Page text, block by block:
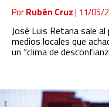
PorRubén Cruz| 11/05/
José Luis Retana sale
medios locales que
un “clima de